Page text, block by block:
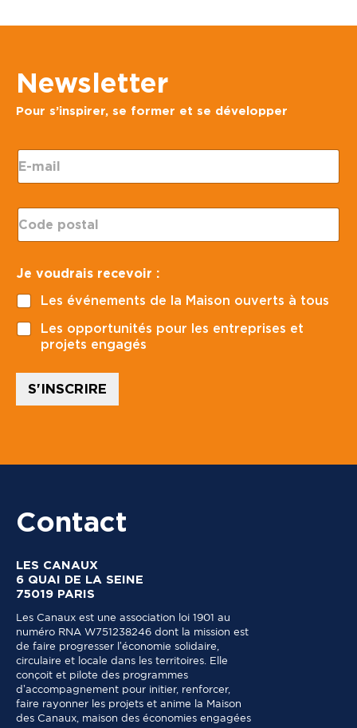
Newsletter
Pour s’inspirer, se former et se développer
E
-
m
l
*
C
o
d
p
s
t
a
e
c
e
v
o
Je voudrais recevoir :
Les événements de la Maison ouverts à tous
Les opportunités pour les entreprises et
projets engagés
S'INSCRIRE
Contact
LES CANAUX
6 QUAI DE LA SEINE
75019 PARIS
Les Canaux est une association loi 1901 au
numéro RNA W751238246 dont la mission est
de faire progresser l’économie solidaire,
circulaire et locale dans les territoires. Elle
conçoit et pilote des programmes
d’accompagnement pour initier, renforcer,
faire rayonner les projets et anime la Maison
des Canaux, maison des économies engagées